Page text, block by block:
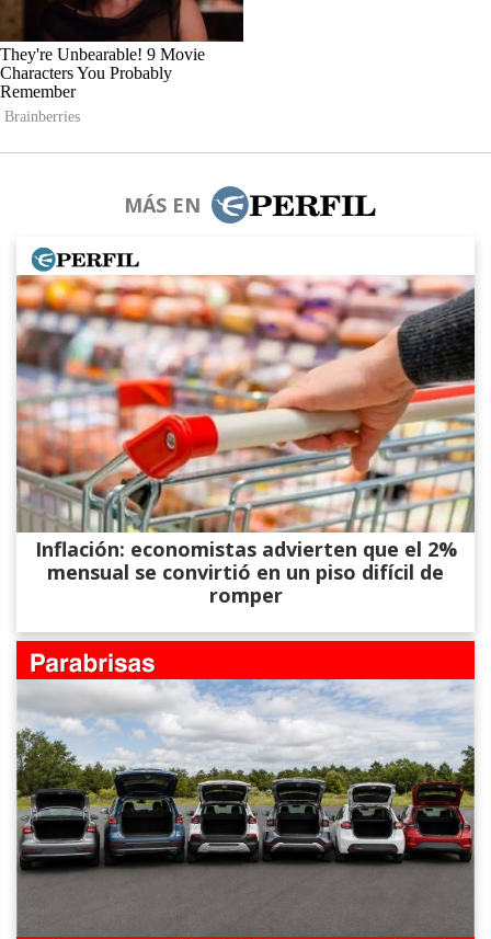
MÁS EN
Inflación: economistas advierten que el 2%
mensual se convirtió en un piso difícil de
romper